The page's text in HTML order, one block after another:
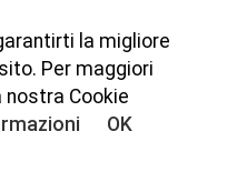
la migliore
Per maggiori
nostra Cookie
OK